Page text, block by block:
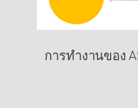
การทำงานของ